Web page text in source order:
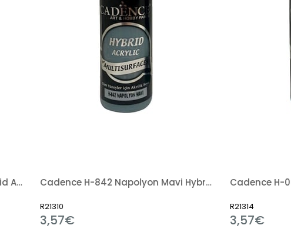
Cadence H-020 Yeni Mocca Hybrid Akrilik Boya 120ml Cadence H-842 Napolyon Mavi Hybrid Akrilik Boya 120ml
R21310
3,57€
R21314
3,57€